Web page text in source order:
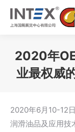
2020年
业最权威
2020年6月10-12
润滑油品及应用技